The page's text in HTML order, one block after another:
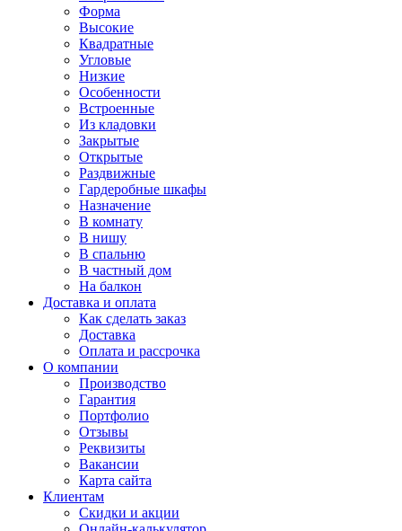
Форма
Высокие
Квадратные
Угловые
Низкие
Особенности
Встроенные
Из кладовки
Закрытые
Открытые
Раздвижные
Гардеробные шкафы
Назначение
В комнату
В нишу
В спальню
В частный дом
На балкон
Доставка и оплата
Как сделать заказ
Доставка
Оплата и рассрочка
О компании
Производство
Гарантия
Портфолио
Отзывы
Реквизиты
Вакансии
Карта сайта
Клиентам
Скидки и акции